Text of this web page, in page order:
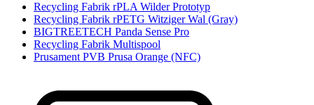
Recycling Fabrik rPLA Wilder Prototyp
Recycling Fabrik rPETG Witziger Wal (Gray)
BIGTREETECH Panda Sense Pro
Recycling Fabrik Multispool
Prusament PVB Prusa Orange (NFC)